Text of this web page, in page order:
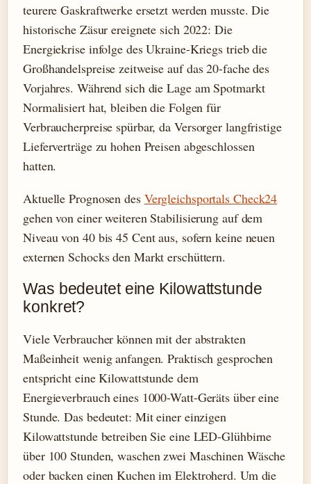
teurere Gaskraftwerke ersetzt werden musste. Die
historische Zäsur ereignete sich 2022: Die
Energiekrise infolge des Ukraine-Kriegs trieb die
Großhandelspreise zeitweise auf das 20-fache des
Vorjahres. Während sich die Lage am Spotmarkt
Normalisiert hat, bleiben die Folgen für
Verbraucherpreise spürbar, da Versorger langfristige
Lieferverträge zu hohen Preisen abgeschlossen
hatten.
Aktuelle Prognosen des Vergleichsportals Check24
gehen von einer weiteren Stabilisierung auf dem
Niveau von 40 bis 45 Cent aus, sofern keine neuen
externen Schocks den Markt erschüttern.
Was bedeutet eine Kilowattstunde
konkret?
Viele Verbraucher können mit der abstrakten
Maßeinheit wenig anfangen. Praktisch gesprochen
entspricht eine Kilowattstunde dem
Energieverbrauch eines 1000-Watt-Geräts über eine
Stunde. Das bedeutet: Mit einer einzigen
Kilowattstunde betreiben Sie eine LED-Glühbirne
über 100 Stunden, waschen zwei Maschinen Wäsche
oder backen einen Kuchen im Elektroherd. Um die